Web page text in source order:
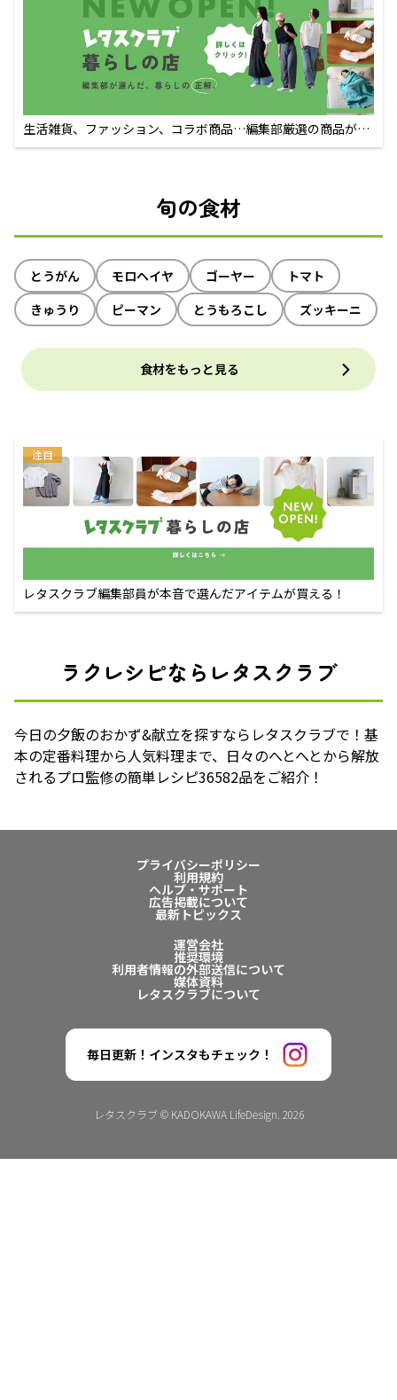
生活雑貨、ファッション、コラボ商品…編集部厳選の商品が買
えるECサイト
旬の食材
とうがん モロヘイヤ ゴーヤー
トマト
きゅうり
ピーマン とうもろこし ズッキーニ
食材をもっと見る
注目
レタスクラブ編集部員が本音で選んだアイテムが買える！
ラクレシピならレタスクラブ
今日の夕飯のおかず&献立を探すならレタスクラブで！基
本の定番料理から人気料理まで、日々のへとへとから解放
されるプロ監修の簡単レシピ36582品をご紹介！
プライバシーポリシー
利用規約
ヘルプ・サポート
広告掲載について
最新トピックス
運営会社
推奨環境
利用者情報の外部送信について
媒体資料
レタスクラブについて
毎日更新！インスタもチェック！
レタスクラブ © KADOKAWA LifeDesign. 2026